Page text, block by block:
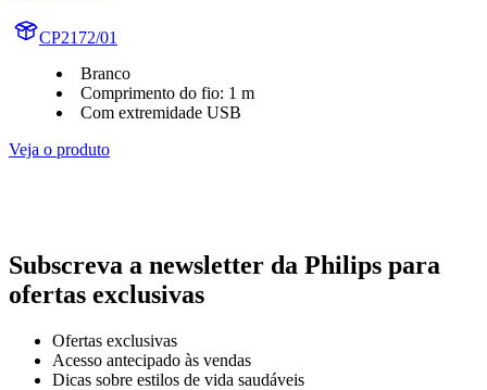
CP2172/01
Branco
Comprimento do fio: 1 m
Com extremidade USB
Veja o produto
Subscreva a newsletter da Philips para
ofertas exclusivas
Ofertas exclusivas
Acesso antecipado às vendas
Dicas sobre estilos de vida saudáveis